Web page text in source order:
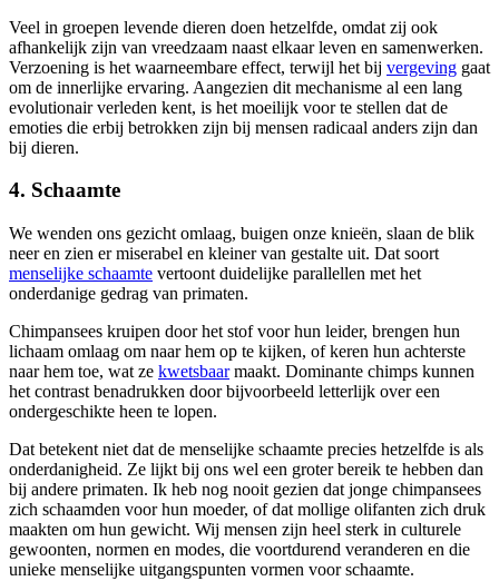
Veel in groepen levende dieren doen hetzelfde, omdat zij ook
afhankelijk zijn van vreedzaam naast elkaar leven en samenwerken.
Verzoening is het waarneembare effect, terwijl het bij vergeving gaat
om de innerlijke ervaring. Aangezien dit mechanisme al een lang
evolutionair verleden kent, is het moeilijk voor te stellen dat de
emoties die erbij betrokken zijn bij mensen radicaal anders zijn dan
bij dieren.
4. Schaamte
We wenden ons gezicht omlaag, buigen onze knieën, slaan de blik
neer en zien er miserabel en kleiner van gestalte uit. Dat soort
menselijke schaamte vertoont duidelijke parallellen met het
onderdanige gedrag van primaten.
Chimpansees kruipen door het stof voor hun leider, brengen hun
lichaam omlaag om naar hem op te kijken, of keren hun achterste
naar hem toe, wat ze kwetsbaarmaakt. Dominante chimps kunnen
het contrast benadrukken door bijvoorbeeld letterlijk over een
ondergeschikte heen te lopen.
Dat betekent niet dat de menselijke schaamte precies hetzelfde is als
onderdanigheid. Ze lijkt bij ons wel een groter bereik te hebben dan
bij andere primaten. Ik heb nog nooit gezien dat jonge chimpansees
zich schaamden voor hun moeder, of dat mollige olifanten zich druk
maakten om hun gewicht. Wij mensen zijn heel sterk in culturele
gewoonten, normen en modes, die voortdurend veranderen en die
unieke menselijke uitgangspunten vormen voor schaamte.